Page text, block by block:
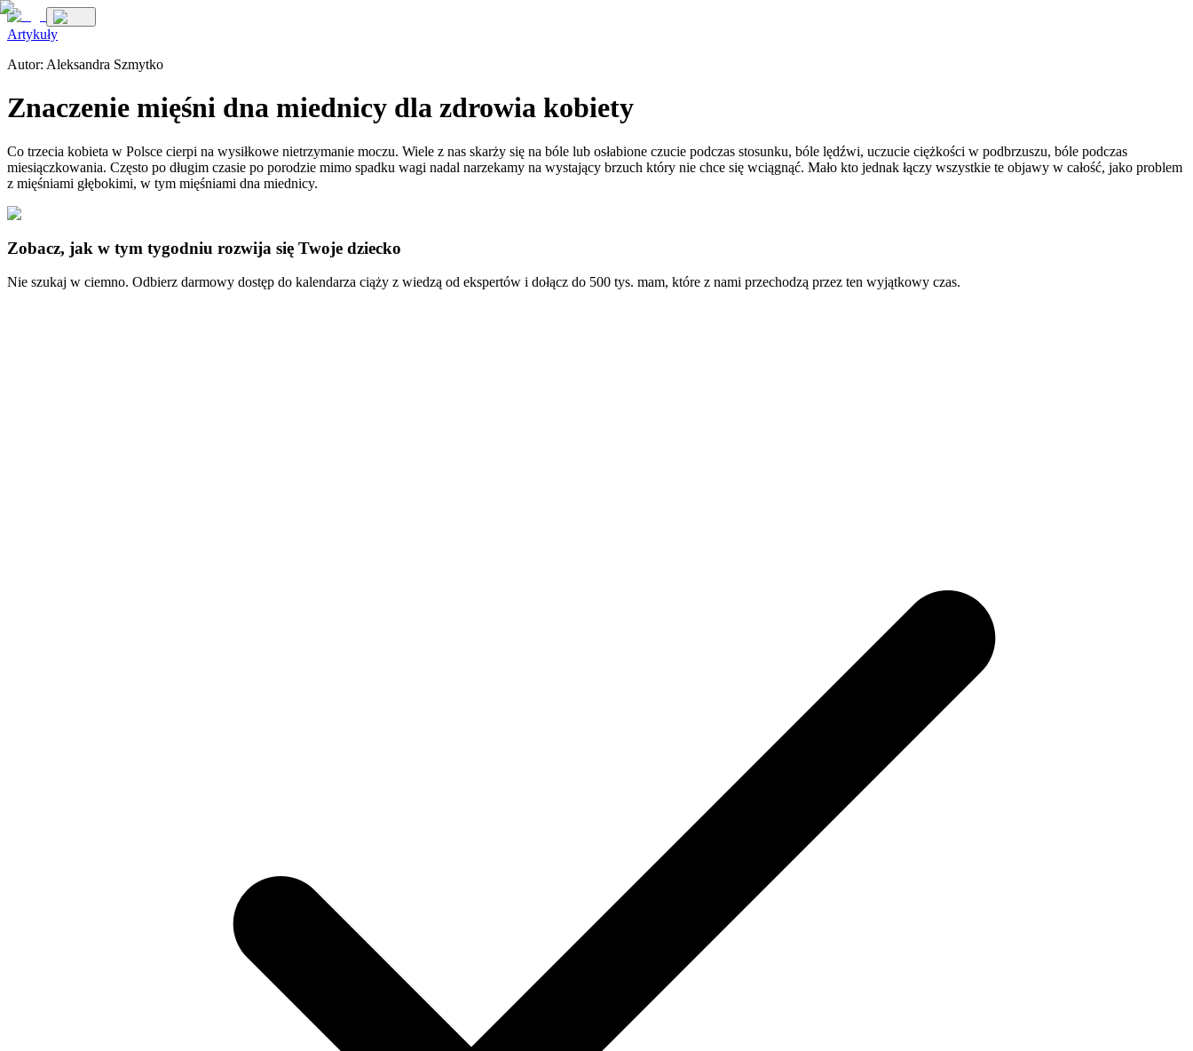
Artykuły
Autor: Aleksandra Szmytko
Znaczenie mięśni dna miednicy dla zdrowia kobiety
Co trzecia kobieta w Polsce cierpi na wysiłkowe nietrzymanie moczu. Wiele z nas skarży się na bóle lub osłabione czucie podczas stosunku, bóle lędźwi, uczucie ciężkości w podbrzuszu, bóle podczas
miesiączkowania. Często po długim czasie po porodzie mimo spadku wagi nadal narzekamy na wystający brzuch który nie chce się wciągnąć. Mało kto jednak łączy wszystkie te objawy w całość, jako problem
z mięśniami głębokimi, w tym mięśniami dna miednicy.
Zobacz, jak w tym tygodniu rozwija się Twoje dziecko
Nie szukaj w ciemno. Odbierz darmowy dostęp do kalendarza ciąży z wiedzą od ekspertów i dołącz do 500 tys. mam, które z nami przechodzą przez ten wyjątkowy czas.